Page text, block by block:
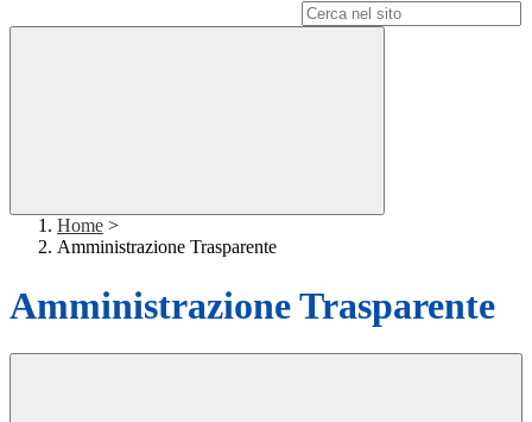
Home >
Amministrazione Trasparente
Amministrazione Trasparente